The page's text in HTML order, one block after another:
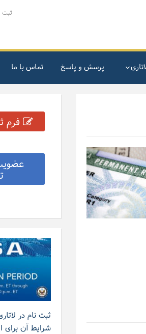
ثبت
پرسش و پاسخ تماس با ما
فرم
ثبت نام در
شرایط آن برای